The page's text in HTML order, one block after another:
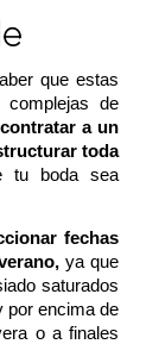
que estas
de
a un
toda
tu boda sea
fechas
ya que
saturados
por encima de
o a finales